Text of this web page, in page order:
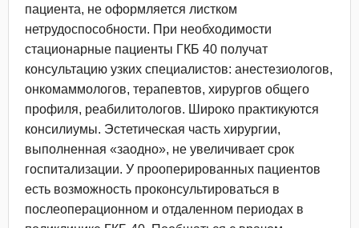
пациента, не оформляется листком
нетрудоспособности. При необходимости
стационарные пациенты ГКБ 40 получат
консультацию узких специалистов: анестезиологов,
онкомаммологов, терапевтов, хирургов общего
профиля, реабилитологов. Широко практикуются
консилиумы. Эстетическая часть хирургии,
выполненная «заодно», не увеличивает срок
госпитализации. У прооперированных пациентов
есть возможность проконсультироваться в
послеоперационном и отдаленном периодах в